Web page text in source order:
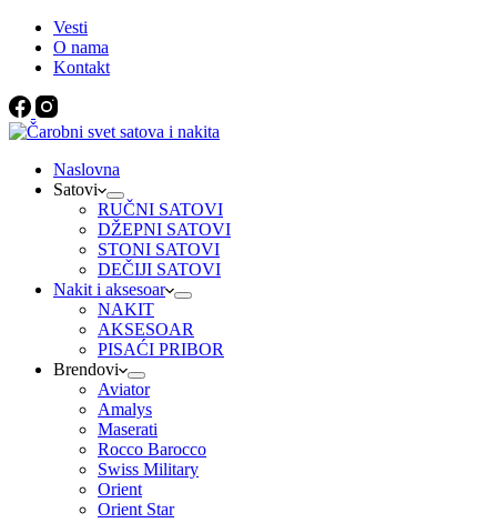
Vesti
O nama
Kontakt
Naslovna
Satovi
RUČNI SATOVI
DŽEPNI SATOVI
STONI SATOVI
DEČIJI SATOVI
Nakit i aksesoar
NAKIT
AKSESOAR
PISAĆI PRIBOR
Brendovi
Aviator
Amalys
Maserati
Rocco Barocco
Swiss Military
Orient
Orient Star